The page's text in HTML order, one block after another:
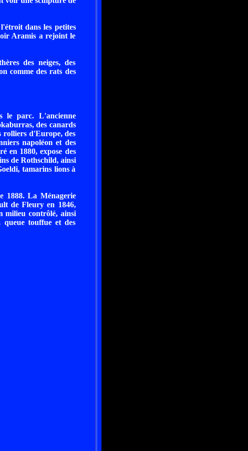
dans les petites
Aramis a rejoint le
des neiges, des
comme des rats des
le parc. L'ancienne
des canards
rolliers d'Europe, des
napoléon et des
en 1880, expose des
de Rothschild, ainsi
tamarins lions à
1888. La Ménagerie
de Fleury en 1846,
milieu contrôlé, ainsi
queue touffue et des